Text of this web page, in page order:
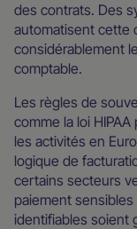
des contrats. Des
automatisent cette
considérablement
comptable.
Les règles de
comme la loi
les activités en
logique de
certains secteurs
paiement
identifiables soient